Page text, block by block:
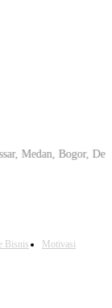
Medan, Bogor,
Bisnis
Motivasi